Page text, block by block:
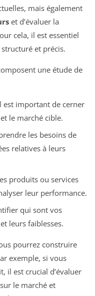
mais également
et d’évaluer la
cela, il est essentiel
et précis.
une étude de
est important de cerner
le marché cible.
les besoins de
relatives à leurs
produits ou services
leur performance.
qui sont vos
leurs faiblesses.
pourrez construire
exemple, si vous
il est crucial d’évaluer
le marché et